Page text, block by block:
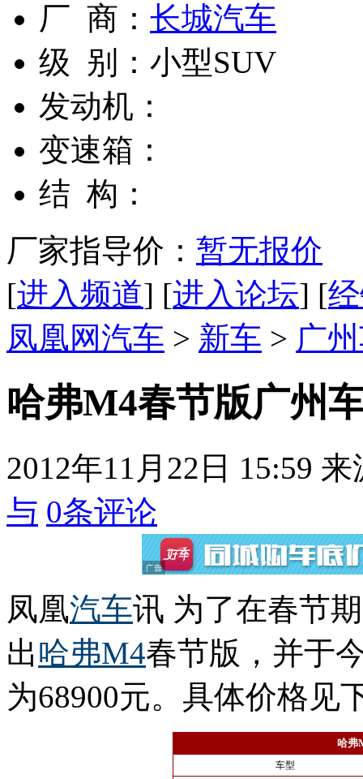
厂 商： 长城汽车
级 别： 小型SUV
发动机：
变速箱：
结 构：
厂家指导价： 暂无报价
[进入频道] [进入论坛] [
凤凰网汽车 > 新车 > 广
哈弗M4春节版广州
2012年11月22日 15:59 来
与 0条评论
凤凰汽车讯 为了在春节
出哈弗M4春节版，并于
为68900元。具体价格见
哈弗
车型